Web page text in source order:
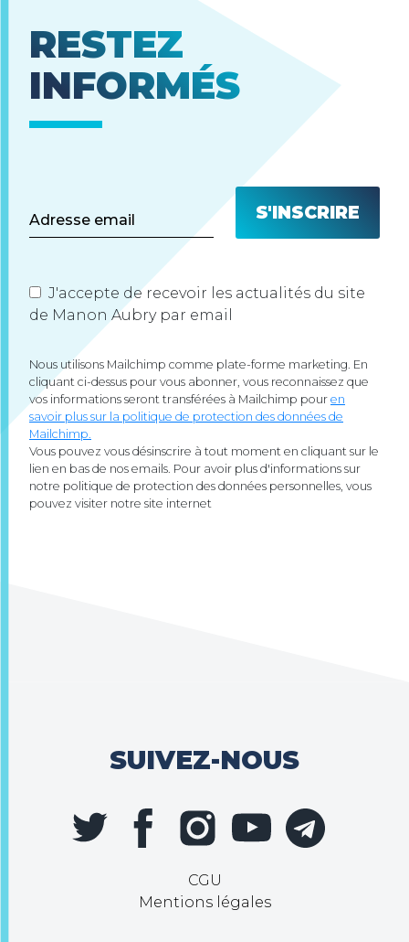
RESTEZ
INFORMÉS
J'accepte de recevoir les actualités du site
de Manon Aubry par email
Nous utilisons Mailchimp comme plate-forme marketing. En
cliquant ci-dessus pour vous abonner, vous reconnaissez que
vos informations seront transférées à Mailchimp pour en
savoir plus sur la politique de protection des données de
Mailchimp.
Vous pouvez vous désinscrire à tout moment en cliquant sur le
lien en bas de nos emails. Pour avoir plus d'informations sur
notre politique de protection des données personnelles, vous
pouvez visiter notre site internet
SUIVEZ-NOUS
CGU
Mentions légales